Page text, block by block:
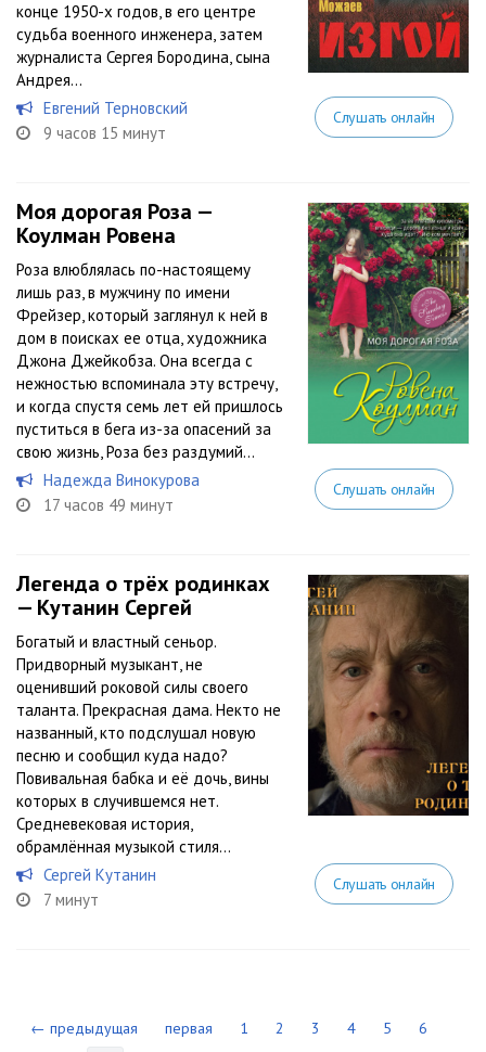
конце 1950-х годов, в его центре
судьба военного инженера, затем
журналиста Сергея Бородина, сына
Андрея...
Евгений Терновский
9 часов 15 минут
Слушать онлайн
Моя дорогая Роза —
Коулман Ровена
Роза влюблялась по-настоящему
лишь раз, в мужчину по имени
Фрейзер, который заглянул к ней в
дом в поисках ее отца, художника
Джона Джейкобза. Она всегда с
нежностью вспоминала эту встречу,
и когда спустя семь лет ей пришлось
пуститься в бега из-за опасений за
свою жизнь, Роза без раздумий...
Надежда Винокурова
17 часов 49 минут
Слушать онлайн
Легенда о трёх родинках
— Кутанин Сергей
Богатый и властный сеньор.
Придворный музыкант, не
оценивший роковой силы своего
таланта. Прекрасная дама. Некто не
названный, кто подслушал новую
песню и сообщил куда надо?
Повивальная бабка и её дочь, вины
которых в случившемся нет.
Средневековая история,
обрамлённая музыкой стиля...
Сергей Кутанин
7 минут
Слушать онлайн
← предыдущая первая 1 2 3 4 5 6